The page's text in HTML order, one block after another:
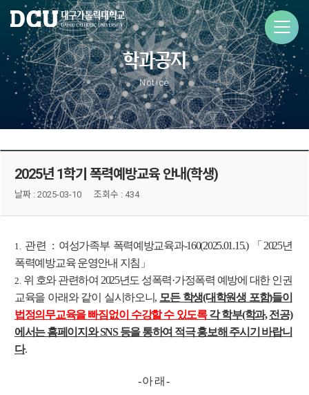
학과공지
Notice
2025년 1학기 폭력예방교육 안내(학생)
날짜 : 2025-03-10 조회수 : 434
1. 관련 : 여성가족부 폭력예방교육과-160(2025.01.15.) 「2025년
폭력예방교육 운영안내 지침」
2. 위 호와 관련하여 2025년도 성폭력·가정폭력 예방에 대한 인권
교육을 아래와 같이 실시하오니, 모든 학생(대학원생 포함)들이
법정의무교육을 빠짐없이 수강할 수 있도록각 학부(학과, 전공)
에서는 홈페이지와 SNS 등을 통하여 적극 홍보해 주시기 바랍니
다.
- 아 래 -